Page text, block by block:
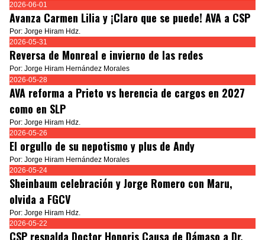
2026-06-01
Avanza Carmen Lilia y ¡Claro que se puede! AVA a CSP
Por: Jorge Hiram Hdz.
2026-05-31
Reversa de Monreal e invierno de las redes
Por: Jorge Hiram Hernández Morales
2026-05-28
AVA reforma a Prieto vs herencia de cargos en 2027
como en SLP
Por: Jorge Hiram Hdz.
2026-05-26
El orgullo de su nepotismo y plus de Andy
Por: Jorge Hiram Hernández Morales
2026-05-24
Sheinbaum celebración y Jorge Romero con Maru,
olvida a FGCV
Por: Jorge Hiram Hdz.
2026-05-22
CSP respalda Doctor Honoris Causa de Dámaso a Dr.